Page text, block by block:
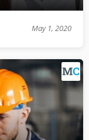
May 1, 2020